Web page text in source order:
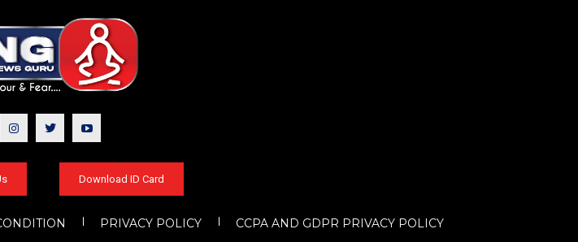
Download ID Card
PRIVACY POLICY CCPA AND GDPR PRIVACY POLICY